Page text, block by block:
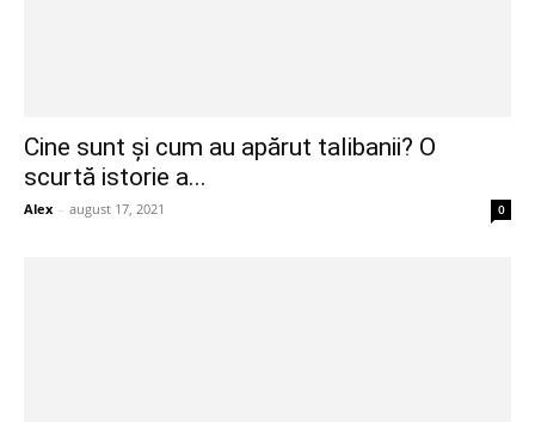
Cine sunt și cum au apărut talibanii? O
scurtă istorie a...
Alex - august 17, 2021 0